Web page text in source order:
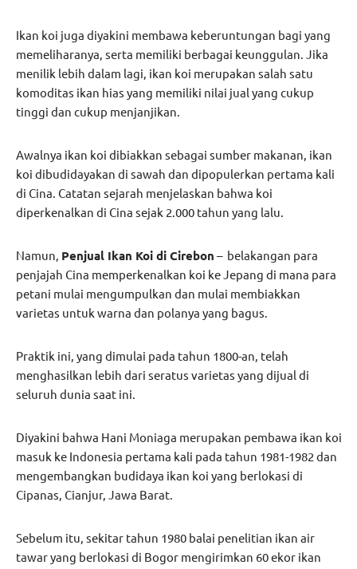
Ikan koi juga diyakini membawa keberuntungan bagi yang
memeliharanya, serta memiliki berbagai keunggulan. Jika
menilik lebih dalam lagi, ikan koi merupakan salah satu
komoditas ikan hias yang memiliki nilai jual yang cukup
tinggi dan cukup menjanjikan.
Awalnya ikan koi dibiakkan sebagai sumber makanan, ikan
koi dibudidayakan di sawah dan dipopulerkan pertama kali
di Cina. Catatan sejarah menjelaskan bahwa koi
diperkenalkan di Cina sejak 2.000 tahun yang lalu.
Namun, Penjual Ikan Koi di Cirebon – belakangan para
penjajah Cina memperkenalkan koi ke Jepang di mana para
petani mulai mengumpulkan dan mulai membiakkan
varietas untuk warna dan polanya yang bagus.
Praktik ini, yang dimulai pada tahun 1800-an, telah
menghasilkan lebih dari seratus varietas yang dijual di
seluruh dunia saat ini.
Diyakini bahwa Hani Moniaga merupakan pembawa ikan koi
masuk ke Indonesia pertama kali pada tahun 1981-1982 dan
mengembangkan budidaya ikan koi yang berlokasi di
Cipanas, Cianjur, Jawa Barat.
Sebelum itu, sekitar tahun 1980 balai penelitian ikan air
tawar yang berlokasi di Bogor mengirimkan 60 ekor ikan